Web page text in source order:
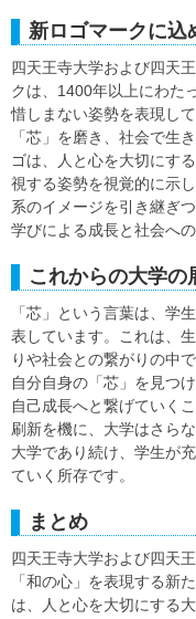
新ロゴマークに込
四天王寺大学および四天
クは、1400年以上にわた
惜しまない姿勢を表現し
「芯」を磨き、社会で生
ゴは、人と心を大切にす
視する姿勢を視覚的に示
系のイメージを引き継ぎ
学びによる成長と社会へ
これからの大学の
「芯」という言葉は、学
表しています。これは、
りや社会との繋がりの中
自分自身の「芯」を見つ
自己成長へと繋げていく
刷新を機に、大学はさら
大学であり続け、学生が
ていく所存です。
まとめ
四天王寺大学および四天
「和の心」を表現する新
は、人と心を大切にする